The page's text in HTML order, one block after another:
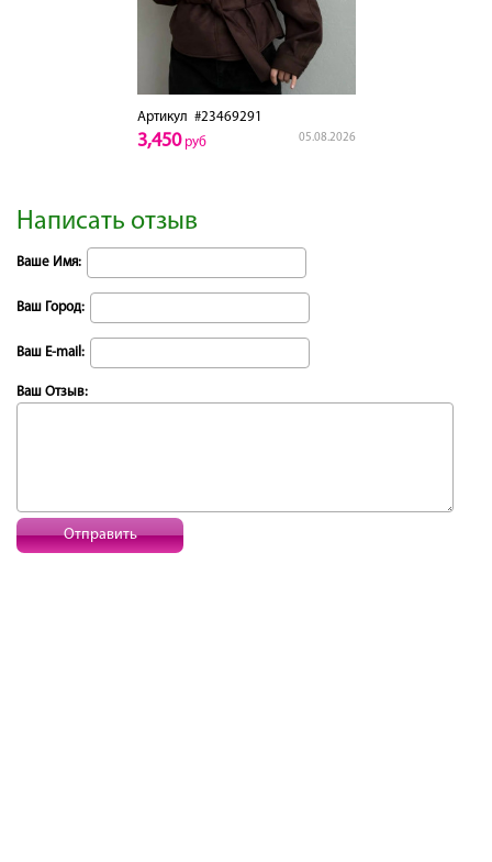
Артикул #23469291
05.08.2026
3,450руб
Написать отзыв
Ваше Имя:
Ваш Город:
Ваш E-mail:
Ваш Отзыв:
Отправить